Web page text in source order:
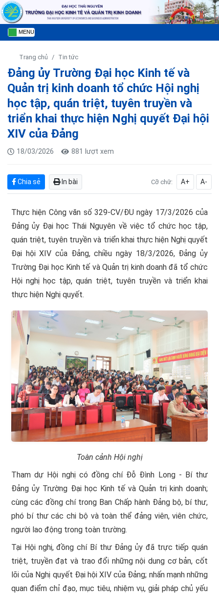
MENU
Trang chủ Tin tức
Đảng ủy Trường Đại học Kinh tế và
Quản trị kinh doanh tổ chức Hội nghị
học tập, quán triệt, tuyên truyền và
triển khai thực hiện Nghị quyết Đại hội
XIV của Đảng
18/03/2026 881 lượt xem
Chia sẻ In bài Cỡ chữ: A+ A-
Thực hiện Công văn số 329-CV/ĐU ngày 17/3/2026 của
Đảng ủy Đại học Thái Nguyên về việc tổ chức học tập,
quán triệt, tuyên truyền và triển khai thực hiện Nghị quyết
Đại hội XIV của Đảng, chiều ngày 18/3/2026, Đảng ủy
Trường Đại học Kinh tế và Quản trị kinh doanh đã tổ chức
Hội nghị học tập, quán triệt, tuyên truyền và triển khai
thực hiện Nghị quyết.
Toàn cảnh Hội nghị
Tham dự Hội nghị có đồng chí Đỗ Đình Long - Bí thư
Đảng ủy Trường Đại học Kinh tế và Quản trị kinh doanh;
cùng các đồng chí trong Ban Chấp hành Đảng bộ, bí thư,
phó bí thư các chi bộ và toàn thể đảng viên, viên chức,
người lao động trong toàn trường.
Tại Hội nghị, đồng chí Bí thư Đảng ủy đã trực tiếp quán
triệt, truyền đạt và trao đổi những nội dung cơ bản, cốt
lõi của Nghị quyết Đại hội XIV của Đảng; nhấn mạnh những
quan điểm chỉ đạo, mục tiêu, nhiệm vụ, giải pháp chủ yếu